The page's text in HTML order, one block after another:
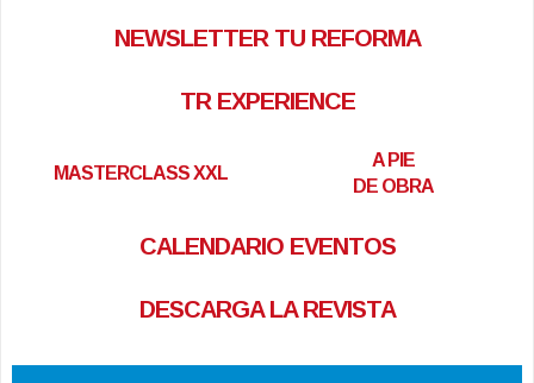
NEWSLETTER TU REFORMA
TR EXPERIENCE
MASTERCLASS XXL
A PIE
DE OBRA
CALENDARIO EVENTOS
DESCARGA LA REVISTA